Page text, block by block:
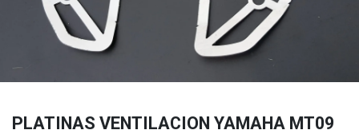
PLATINAS VENTILACION YAMAHA MT09